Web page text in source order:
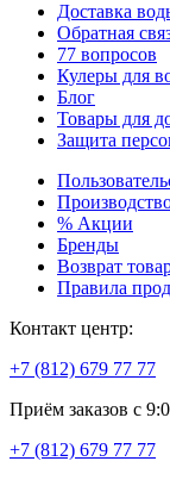
Доставка
Обратная
77 вопросов
Кулеры для
Блог
Товары для
Защита
% Акции
Бренды
Возврат
Правила
Контакт центр:
+7 (812) 679 77 77
Приём заказов с
+7 (812) 679 77 77